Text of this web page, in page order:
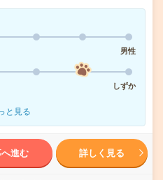
男性
しずか
と見る
進む 詳しく見る